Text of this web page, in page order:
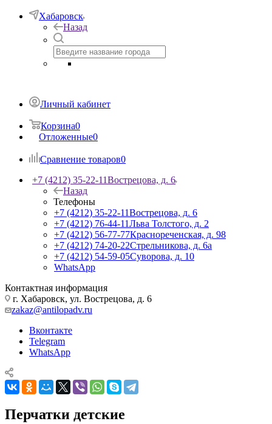
Хабаровск
Назад
Личный кабинет
Корзина0
Отложенные0
Сравнение товаров0
+7 (4212) 35-22-11Вострецова, д. 6
Назад
Телефоны
+7 (4212) 35-22-11Вострецова, д. 6
+7 (4212) 76-44-11Льва Толстого, д. 2
+7 (4212) 56-77-77Краснореченская, д. 98
+7 (4212) 74-20-22Стрельникова, д. 6а
+7 (4212) 54-59-05Суворова, д. 10
WhatsApp
Контактная информация
г. Хабаровск, ул. Вострецова, д. 6
zakaz@antilopadv.ru
Вконтакте
Telegram
WhatsApp
Перчатки детские